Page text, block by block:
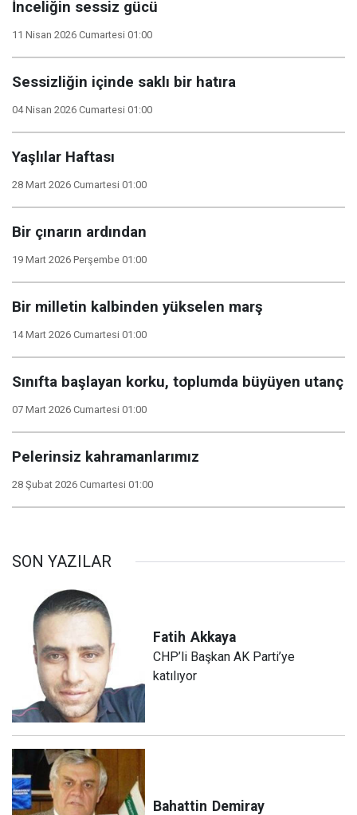
İnceliğin sessiz gücü
11 Nisan 2026 Cumartesi 01:00
Sessizliğin içinde saklı bir hatıra
04 Nisan 2026 Cumartesi 01:00
Yaşlılar Haftası
28 Mart 2026 Cumartesi 01:00
Bir çınarın ardından
19 Mart 2026 Perşembe 01:00
Bir milletin kalbinden yükselen marş
14 Mart 2026 Cumartesi 01:00
Sınıfta başlayan korku, toplumda büyüyen utanç
07 Mart 2026 Cumartesi 01:00
Pelerinsiz kahramanlarımız
28 Şubat 2026 Cumartesi 01:00
SON YAZILAR
Fatih Akkaya
CHP’li Başkan AK Parti’ye
katılıyor
Bahattin Demiray